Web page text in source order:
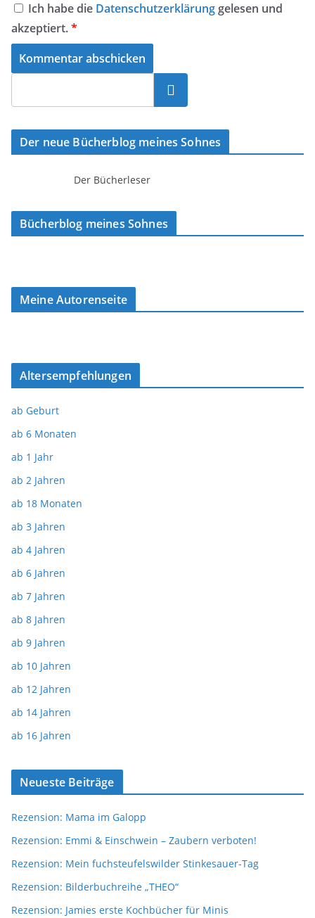
Ich habe die Datenschutzerklärung gelesen und
akzeptiert.*
Suchen
Der neue Bücherblog meines Sohnes
Der Bücherleser
Bücherblog meines Sohnes
Meine Autorenseite
Altersempfehlungen
ab Geburt
ab 6 Monaten
ab 1 Jahr
ab 2 Jahren
ab 18 Monaten
ab 3 Jahren
ab 4 Jahren
ab 6 Jahren
ab 7 Jahren
ab 8 Jahren
ab 9 Jahren
ab 10 Jahren
ab 12 Jahren
ab 14 Jahren
ab 16 Jahren
Neueste Beiträge
Rezension: Mama im Galopp
Rezension: Emmi & Einschwein – Zaubern verboten!
Rezension: Mein fuchsteufelswilder Stinkesauer-Tag
Rezension: Bilderbuchreihe „THEO“
Rezension: Jamies erste Kochbücher für Minis